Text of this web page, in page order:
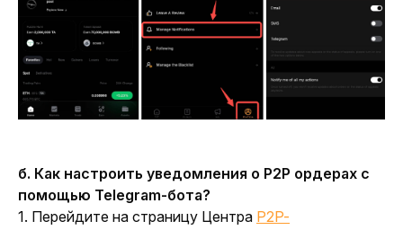
б. Как настроить уведомления о P2P ордерах с
помощью Telegram-бота?
1. Перейдите на страницу Центра P2P-